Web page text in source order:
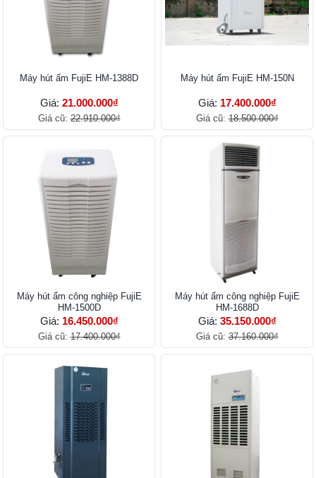
Máy hút ẩm FujiE HM-1388D
Giá: 21.000.000₫
Giá cũ:22.910.000₫
Máy hút ẩm FujiE HM-150N
Giá: 17.400.000₫
Giá cũ:18.500.000₫
Máy hút ẩm công nghiệp FujiE
HM-1500D
Giá: 16.450.000₫
Giá cũ:17.400.000₫
Máy hút ẩm công nghiệp FujiE
HM-1688D
Giá: 35.150.000₫
Giá cũ:37.160.000₫